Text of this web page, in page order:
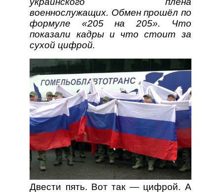
военнослужащих. Обмен прошёл по
формуле «205 на 205». Что
показали кадры и что стоит за
сухой цифрой.
Двести пять. Вот так — цифрой. А